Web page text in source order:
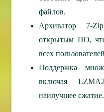
файлов.
Архиватор 7-
открытым ПО,
всех
Поддержка
включая
наилучшее сжатие.